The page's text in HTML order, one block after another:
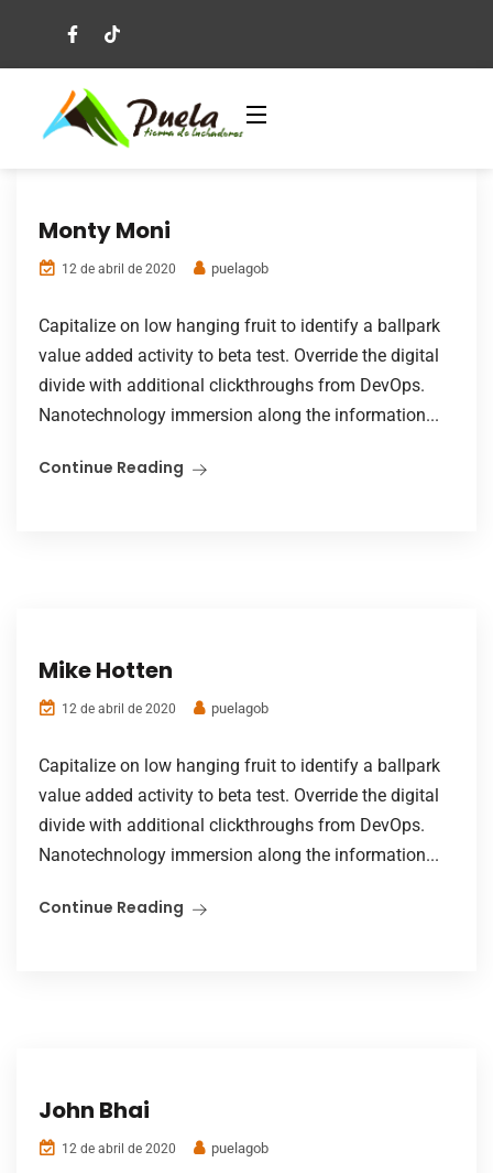
Monty Moni
12 de abril de 2020 puelagob
Capitalize on low hanging fruit to identify a ballpark
value added activity to beta test. Override the digital
divide with additional clickthroughs from DevOps.
Nanotechnology immersion along the information...
Continue Reading
Mike Hotten
12 de abril de 2020 puelagob
Capitalize on low hanging fruit to identify a ballpark
value added activity to beta test. Override the digital
divide with additional clickthroughs from DevOps.
Nanotechnology immersion along the information...
Continue Reading
John Bhai
12 de abril de 2020 puelagob